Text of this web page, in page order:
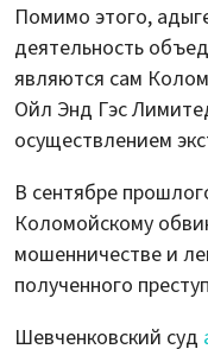
Помимо этого,
деятельность
являются сам
Ойл Энд Гэс
осуществлением
В сентябре
Коломойскому
мошенничестве и
полученного
Шевченковский суд